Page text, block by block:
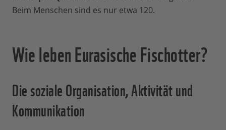
Beim Menschen sind es nur etwa 120.
Wie leben Eurasische Fischotter?
Die soziale Organisation, Aktivität und
Kommunikation